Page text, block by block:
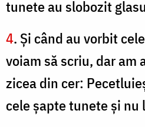
tunete au slobozit
4. Şi când au vorbit
voiam să scriu, dar am
zicea din cer:
cele şapte tunete şi nu